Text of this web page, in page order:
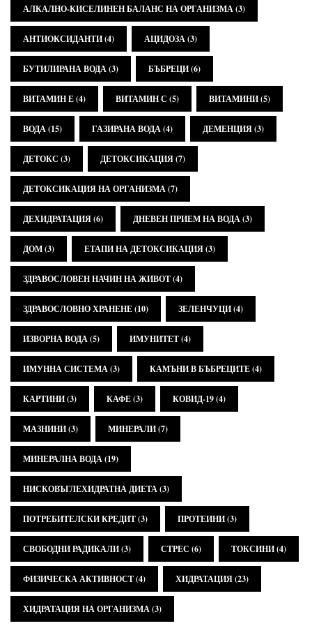
АЛКАЛНО-КИСЕЛИНЕН БАЛАНС НА ОРГАНИЗМА(3)
АНТИОКСИДАНТИ(4) АЦИДОЗА(3)
БУТИЛИРАНА ВОДА(3) БЪБРЕЦИ(6)
ВИТАМИН Е(4) ВИТАМИН С (5) ВИТАМИНИ(5)
ВОДА(15) ГАЗИРАНА ВОДА(4) ДЕМЕНЦИЯ(3)
ДЕТОКС (3) ДЕТОКСИКАЦИЯ(7)
ДЕТОКСИКАЦИЯ НА ОРГАНИЗМА(7)
ДЕХИДРАТАЦИЯ(6) ДНЕВЕН ПРИЕМ НА ВОДА(3)
ДОМ(3) ЕТАПИ НА ДЕТОКСИКАЦИЯ(3)
ЗДРАВОСЛОВЕН НАЧИН НА ЖИВОТ(4)
ЗДРАВОСЛОВНО ХРАНЕНЕ(10) ЗЕЛЕНЧУЦИ(4)
ИЗВОРНА ВОДА(5) ИМУНИТЕТ(4)
ИМУННА СИСТЕМА(3) КАМЪНИ В БЪБРЕЦИТЕ(4)
КАРТИНИ(3) КАФЕ(3) КОВИД-19(4)
МАЗНИНИ(3) МИНЕРАЛИ(7)
МИНЕРАЛНА ВОДА(19)
НИСКОВЪГЛЕХИДРАТНА ДИЕТА(3)
ПОТРЕБИТЕЛСКИ КРЕДИТ(3) ПРОТЕИНИ(3)
СВОБОДНИ РАДИКАЛИ(3) СТРЕС (6) ТОКСИНИ(4)
ФИЗИЧЕСКА АКТИВНОСТ(4) ХИДРАТАЦИЯ(23)
ХИДРАТАЦИЯ НА ОРГАНИЗМА(3)